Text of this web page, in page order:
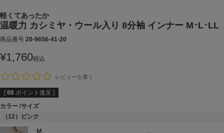
軽くてあったか
温暖力 カシミヤ・ウール入り 8分袖 インナー M･L･LL
商品番号 20-9656-41-20
¥1,760税込
レビューを書く
[ 88 ポイント進呈 ]
カラー サイズ
（12）ピンク
Ｍ